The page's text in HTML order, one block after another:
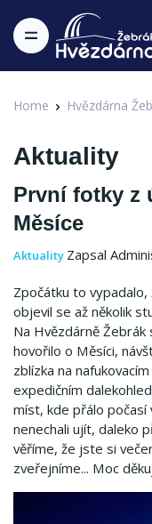
Home Hvězdárna
Aktuality
První fotky z
Měsíce
Aktuality Zapsal
Zpočátku to
objevil se až několik
Na Hvězdárně
hovořilo o Měsíci,
zblízka na
expedičním
míst, kde přálo počasí
nenechali ujít, daleko
věříme, že jste si
zveřejníme... Moc